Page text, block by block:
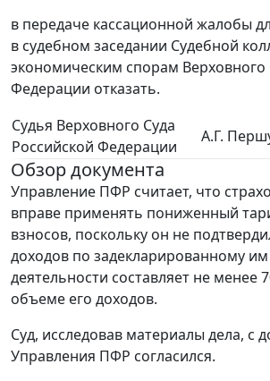
в передаче кассационной жалобы
в судебном заседании Судебной
экономическим спорам Верховного
Федерации отказать.
Судья Верховного Суда
Российской Федерации
А.Г.
Обзор документа
Управление ПФР считает, что
вправе применять пониженный
взносов, поскольку он не
доходов по задекларированному
деятельности составляет не менее
объеме его доходов.
Суд, исследовав материалы дела, с
Управления ПФР согласился.